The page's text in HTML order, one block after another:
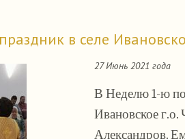
в селе
27 Июнь 2021 года
В Неделю 1-ю по
Ивановское г.о.
Александров.